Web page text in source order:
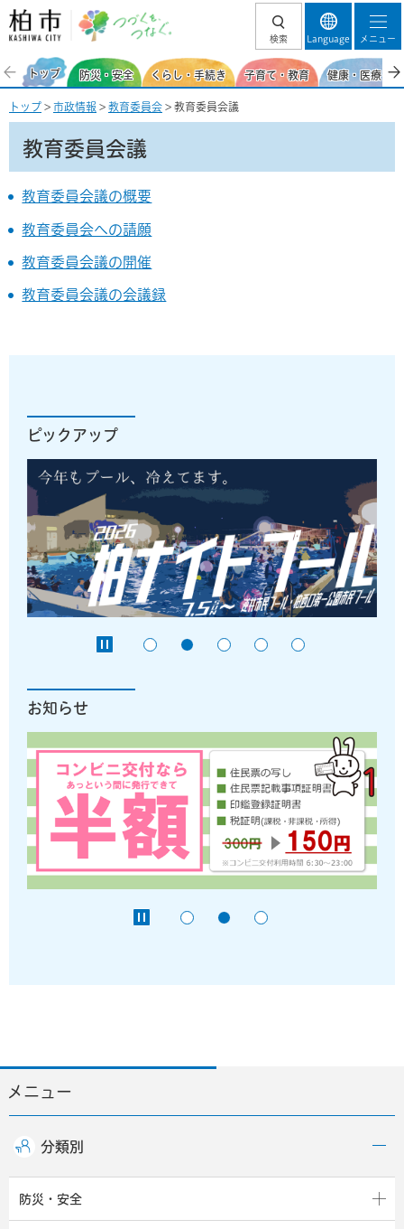
柏市 つづくを、
検索 Language メニュー
トップ 防災・安全 くらし・手続き 子育て・教育 健康・医療・
トップ > 市政情報 > 教育委員会 > 教育委員会議
教育委員会議
教育委員会議の概要
教育委員会への請願
教育委員会議の開催
教育委員会議の会議録
ピックアップ
お知らせ
メニュー
分類別
防災・安全